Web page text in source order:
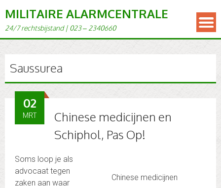
MILITAIRE ALARMCENTRALE
24/7 rechts­bi­j­s­tand | 023 – 2340660
Saussurea
Chinese medicijnen en
Schiphol, Pas Op!
02
MRT
Chinese medicijnen
Soms loop je als
advocaat tegen
zaken aan waar